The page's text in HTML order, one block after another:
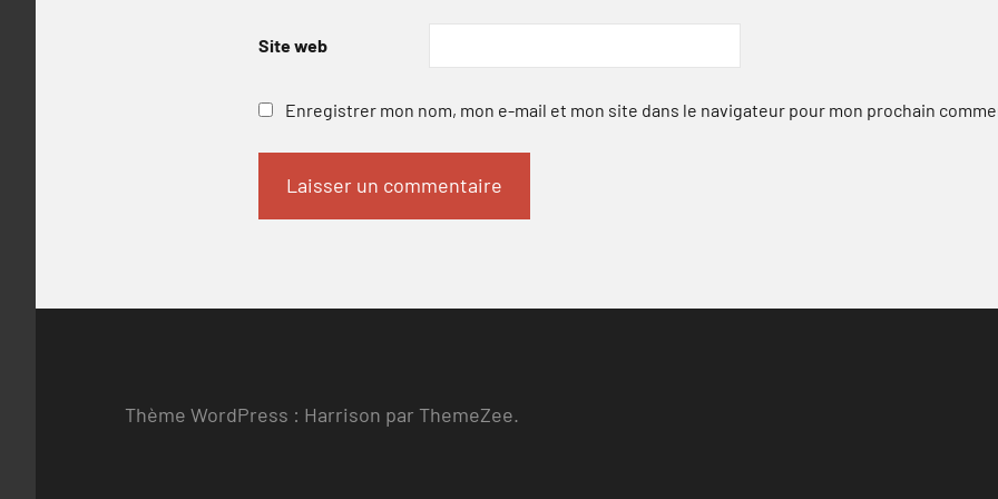
Site web
Enregistrer mon nom, mon e-mail et mon site dans le navigateur pour mon prochain
Thème WordPress : Harrison par ThemeZee.